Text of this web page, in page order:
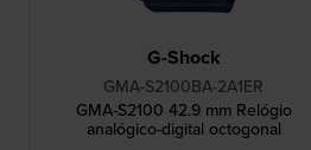
G-Shock
GMA-S2100BA-2A1ER
GMA-S2100 42.9 mm Relógio
analógico-digital octogonal